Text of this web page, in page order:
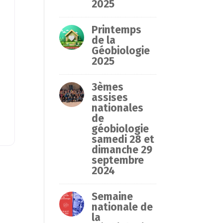
2025
Printemps
de la
Géobiologie
2025
3èmes
assises
nationales
de
géobiologie
samedi 28 et
dimanche 29
septembre
2024
Semaine
nationale de
la